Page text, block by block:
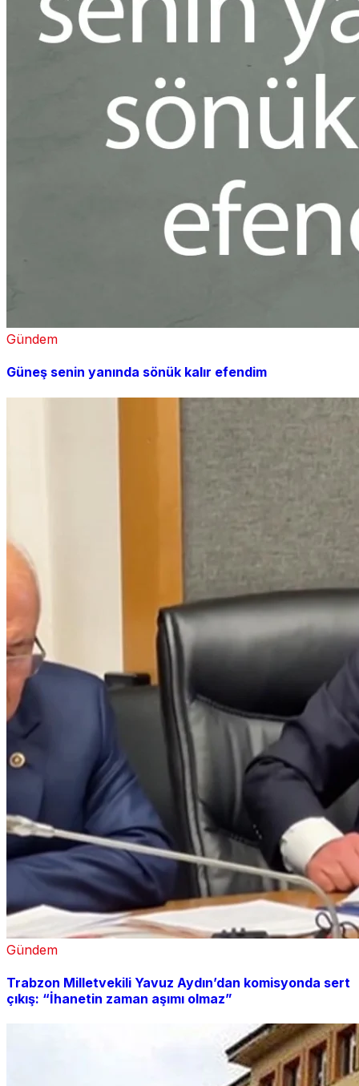
Gündem
Güneş senin yanında sönük kalır efendim
Gündem
Trabzon Milletvekili Yavuz Aydın’dan komisyonda sert
çıkış: “İhanetin zaman aşımı olmaz”